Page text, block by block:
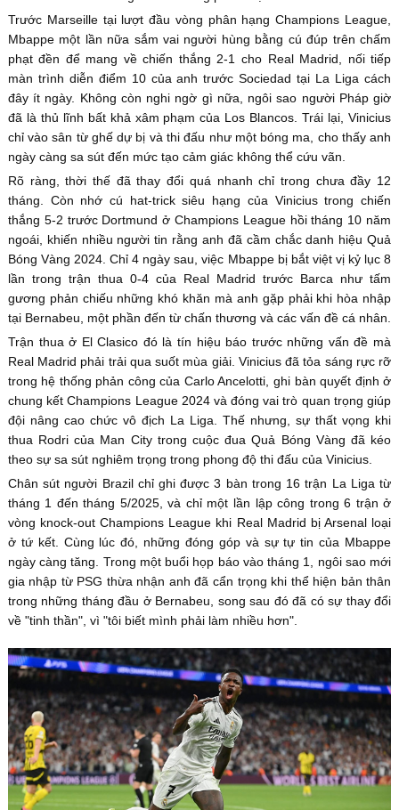
Trước Marseille tại lượt đầu vòng phân hạng Champions League,
Mbappe một lần nữa sắm vai người hùng bằng cú đúp trên chấm
phạt đền để mang về chiến thắng 2-1 cho Real Madrid, nối tiếp
màn trình diễn điểm 10 của anh trước Sociedad tại La Liga cách
đây ít ngày. Không còn nghi ngờ gì nữa, ngôi sao người Pháp giờ
đã là thủ lĩnh bất khả xâm phạm của Los Blancos. Trái lại, Vinicius
chỉ vào sân từ ghế dự bị và thi đấu như một bóng ma, cho thấy anh
ngày càng sa sút đến mức tạo cảm giác không thể cứu vãn.
Rõ ràng, thời thế đã thay đổi quá nhanh chỉ trong chưa đầy 12
tháng. Còn nhớ cú hat-trick siêu hạng của Vinicius trong chiến
thắng 5-2 trước Dortmund ở Champions League hồi tháng 10 năm
ngoái, khiến nhiều người tin rằng anh đã cầm chắc danh hiệu Quả
Bóng Vàng 2024. Chỉ 4 ngày sau, việc Mbappe bị bắt việt vị kỷ lục 8
lần trong trận thua 0-4 của Real Madrid trước Barca như tấm
gương phản chiếu những khó khăn mà anh gặp phải khi hòa nhập
tại Bernabeu, một phần đến từ chấn thương và các vấn đề cá nhân.
Trận thua ở El Clasico đó là tín hiệu báo trước những vấn đề mà
Real Madrid phải trải qua suốt mùa giải. Vinicius đã tỏa sáng rực rỡ
trong hệ thống phản công của Carlo Ancelotti, ghi bàn quyết định ở
chung kết Champions League 2024 và đóng vai trò quan trọng giúp
đội nâng cao chức vô địch La Liga. Thế nhưng, sự thất vọng khi
thua Rodri của Man City trong cuộc đua Quả Bóng Vàng đã kéo
theo sự sa sút nghiêm trọng trong phong độ thi đấu của Vinicius.
Chân sút người Brazil chỉ ghi được 3 bàn trong 16 trận La Liga từ
tháng 1 đến tháng 5/2025, và chỉ một lần lập công trong 6 trận ở
vòng knock-out Champions League khi Real Madrid bị Arsenal loại
ở tứ kết. Cùng lúc đó, những đóng góp và sự tự tin của Mbappe
ngày càng tăng. Trong một buổi họp báo vào tháng 1, ngôi sao mới
gia nhập từ PSG thừa nhận anh đã cẩn trọng khi thể hiện bản thân
trong những tháng đầu ở Bernabeu, song sau đó đã có sự thay đổi
về "tinh thần", vì "tôi biết mình phải làm nhiều hơn".